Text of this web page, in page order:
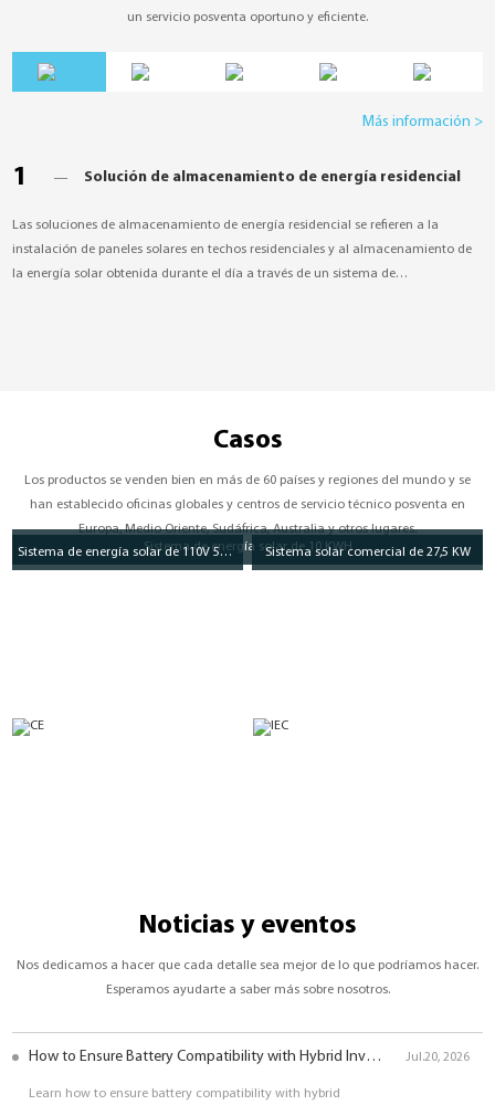
un servicio posventa oportuno y eficiente.
Más información >
1 Solución de almacenamiento de energía residencial
Las soluciones de almacenamiento de energía residencial se refieren a la
instalación de paneles solares en techos residenciales y al almacenamiento de
la energía solar obtenida durante el día a través de un sistema de
Casos
Los productos se venden bien en más de 60 países y regiones del mundo y se
han establecido oficinas globales y centros de servicio técnico posventa en
Europa, Medio Oriente, Sudáfrica, Australia y otros lugares.
Sistema de energía solar de 10 KWH
Sistema de energía solar de 110V 5KWH Sistema solar comercial de 27,5 KW
Noticias y eventos
Nos dedicamos a hacer que cada detalle sea mejor de lo que podríamos hacer.
Esperamos ayudarte a saber más sobre nosotros.
How to Ensure Battery Compatibility with Hybrid Inverters | Complete ESS Guide | SUNESS Jul.20, 2026
Learn how to ensure battery compatibility with hybrid